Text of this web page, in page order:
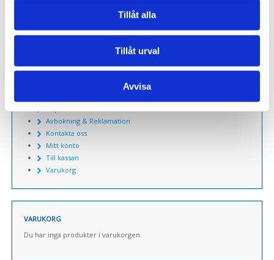
Tillåt alla
Tillåt urval
Avvisa
Alhohol & Drogpolicy
Avbokning & Reklamation
Kontakta oss
Mitt konto
Till kassan
Varukorg
VARUKORG
Du har inga produkter i varukorgen.